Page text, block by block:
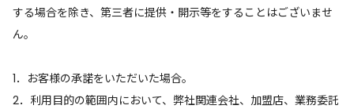
する場合を除き、第三者に提供・開示等をすることはございませ
ん。
1．お客様の承諾をいただいた場合。
2．利用目的の範囲内において、弊社関連会社、加盟店、業務委託